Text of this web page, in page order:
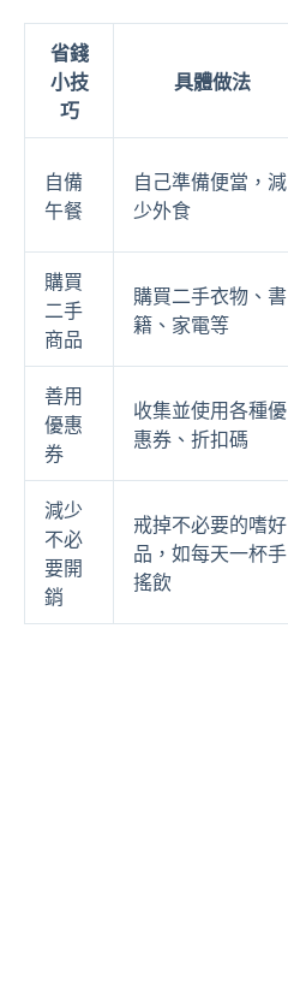
省錢
小技
巧
具體做法
自備
午餐
自己準備便當，減
少外食
購買
二手
商品
購買二手衣物、書
籍、家電等
善用
優惠
券
收集並使用各種優
惠券、折扣碼
減少
不必
要開
銷
戒掉不必要的嗜好
品，如每天一杯手
搖飲